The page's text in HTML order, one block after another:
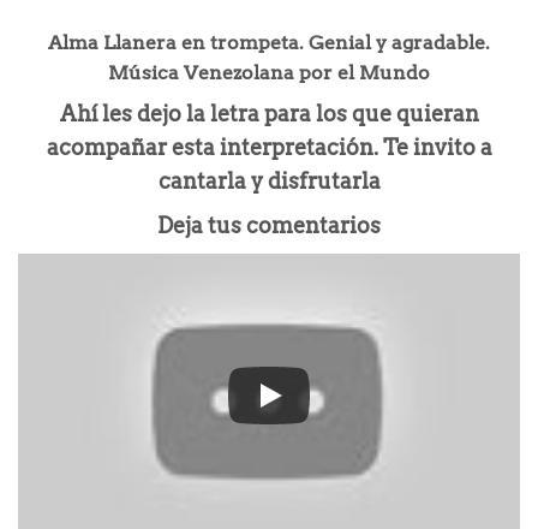
Alma Llanera en trompeta. Genial y agradable.
Música Venezolana por el Mundo
Ahí les dejo la letra para los que quieran
acompañar esta interpretación. Te invito a
cantarla y disfrutarla
Deja tus comentarios